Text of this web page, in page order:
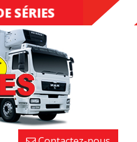
SÉRIES